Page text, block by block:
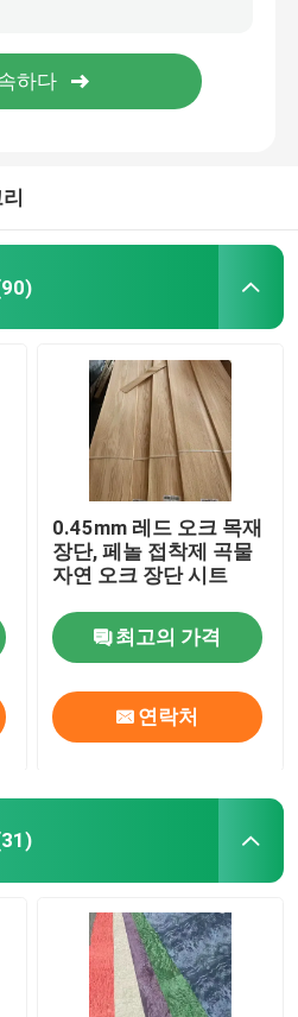
0.45mm 레드 오크 목재
장단, 페놀 접착제 곡물
자연 오크 장단 시트
최고의 가격
연락처